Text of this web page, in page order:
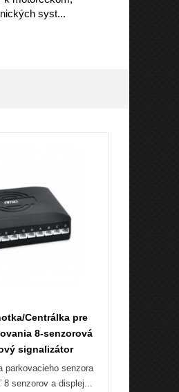
syst...
Centrálka pre
8-senzorová
signalizátor
parkovacieho senzora
8 senzorov a displej...